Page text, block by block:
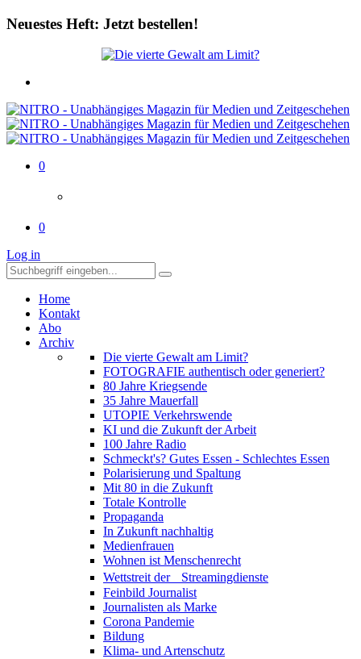
Neuestes Heft: Jetzt bestellen!
0
0
Log in
Home
Kontakt
Abo
Archiv
Die vierte Gewalt am Limit?
FOTOGRAFIE authentisch oder generiert?
80 Jahre Kriegsende
35 Jahre Mauerfall
UTOPIE Verkehrswende
KI und die Zukunft der Arbeit
100 Jahre Radio
Schmeckt's? Gutes Essen - Schlechtes Essen
Polarisierung und Spaltung
Mit 80 in die Zukunft
Totale Kontrolle
Propaganda
In Zukunft nachhaltig
Medienfrauen
Wohnen ist Menschenrecht
Wettstreit der Streamingdienste
Feinbild Journalist
Journalisten als Marke
Corona Pandemie
Bildung
Klima- und Artenschutz